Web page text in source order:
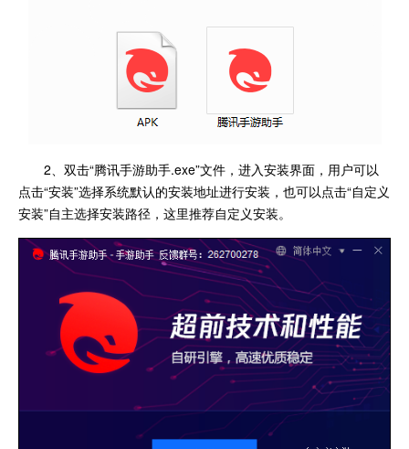
2、双击“腾讯手游助手.exe”文件，进入安装界面，用户可以
点击“安装”选择系统默认的安装地址进行安装，也可以点击“自定义
安装”自主选择安装路径，这里推荐自定义安装。